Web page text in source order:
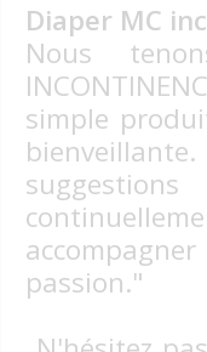
Diaper MC
Nous
simple
passion."